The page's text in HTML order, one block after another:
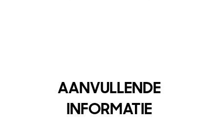
AANVULLENDE
INFORMATIE